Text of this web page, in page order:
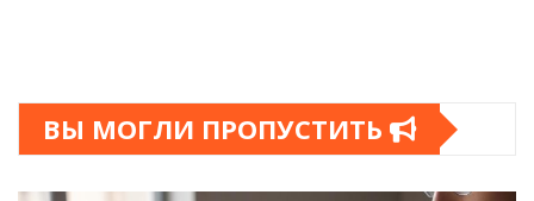
ВЫ МОГЛИ ПРОПУСТИТЬ